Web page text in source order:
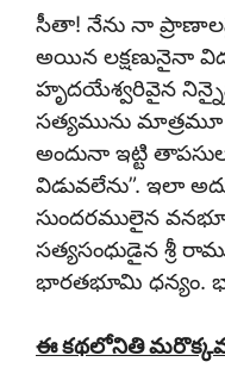
సీతా! నేను నా
అయిన లక్షణునైనా
హృదయేశ్వరివైన
సత్యమును మాత్రమూ
అందునా ఇట్టి
విడువలేను”. ఇలా
సుందరములైన
సత్యసంధుడైన శ్రీ
భారతభూమి ధన్యం.
ఈ కథలోనితి